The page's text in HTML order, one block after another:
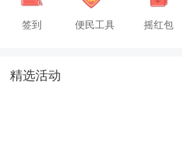
签到 便民工具 摇红包
精选活动